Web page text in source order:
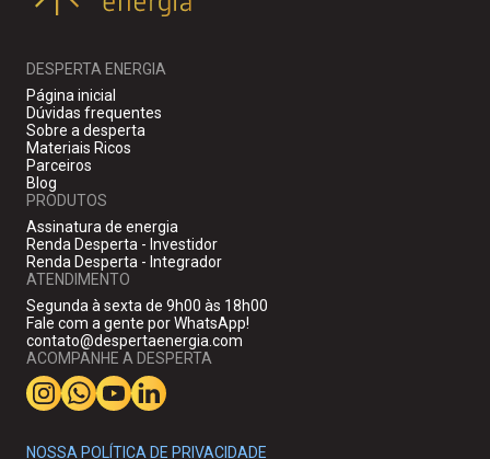
DESPERTA ENERGIA
Página inicial
Dúvidas frequentes
Sobre a desperta
Materiais Ricos
Parceiros
Blog
PRODUTOS
Assinatura de energia
Renda Desperta - Investidor
Renda Desperta - Integrador
ATENDIMENTO
Segunda à sexta de 9h00 às 18h00
Fale com a gente por WhatsApp!
contato@despertaenergia.com
ACOMPANHE A DESPERTA
NOSSA POLÍTICA DE PRIVACIDADE